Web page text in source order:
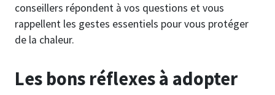
conseillers répondent à vos questions et vous
rappellent les gestes essentiels pour vous protéger
de la chaleur.
Les bons réflexes à adopter